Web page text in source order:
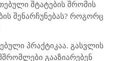
შტატების შრომის
შენარჩუნებას? როგორც
პრაქტიკაა. გასვლის
გააზიარებენ